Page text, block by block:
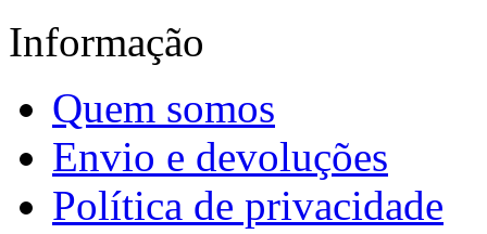
Informação
Quem somos
Envio e devoluções
Política de privacidade